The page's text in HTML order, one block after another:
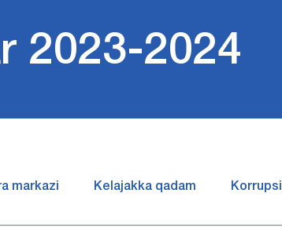
2023-2024
markazi Kelajakka qadam